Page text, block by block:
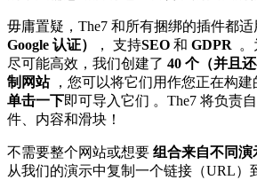
毋庸置疑，The7 和所有捆绑的插件都适
Google 认证）
， 支持SEO 和 GDPR 。
尽可能高效，我们创建了 40 个（并且
制网站，您可以将它们用作您正在构建
单击一下即可导入它们 。The7 将负责
件、内容和滑块！
不需要整个网站或想要 组合来自不同演
从我们的演示中复制一个链接（URL）